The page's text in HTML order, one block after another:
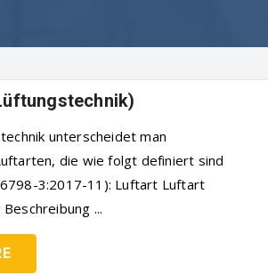
unterscheidet man
die wie folgt definiert sind
3:2017-11): Luftart Luftart
...